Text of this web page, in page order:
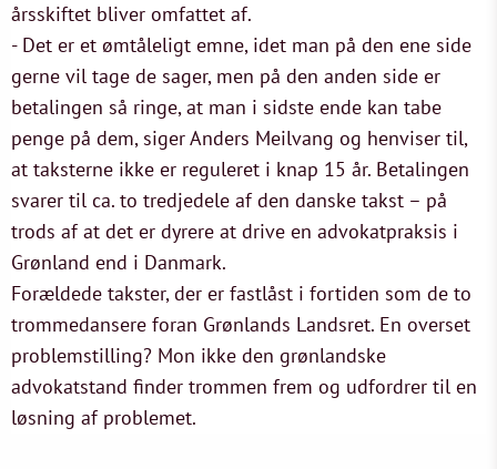
årsskiftet bliver omfattet af.
- Det er et ømtåleligt emne, idet man på den ene side
gerne vil tage de sager, men på den anden side er
betalingen så ringe, at man i sidste ende kan tabe
penge på dem, siger Anders Meilvang og henviser til,
at taksterne ikke er reguleret i knap 15 år. Betalingen
svarer til ca. to tredjedele af den danske takst – på
trods af at det er dyrere at drive en advokatpraksis i
Grønland end i Danmark.
Forældede takster, der er fastlåst i fortiden som de to
trommedansere foran Grønlands Landsret. En overset
problemstilling? Mon ikke den grønlandske
advokatstand finder trommen frem og udfordrer til en
løsning af problemet.